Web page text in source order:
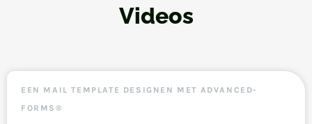
Videos
EEN MAIL TEMPLATE DESIGNEN MET ADVANCED-
FORMS®